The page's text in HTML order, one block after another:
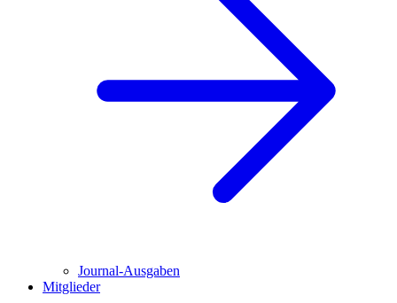
Journal-Ausgaben
Mitglieder